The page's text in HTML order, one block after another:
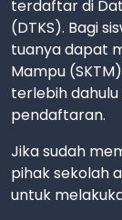
terdaftar di
(DTKS). Bagi
tuanya dapat
Mampu
terlebih
pendaftaran.
Jika sudah
pihak sekolah
untuk